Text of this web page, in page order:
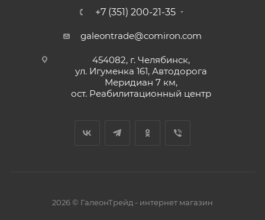
+7 (351) 200-21-35
galeontrade@comiron.com
454082, г. Челябинск,
ул. Игуменка 161, Автодорога
Меридиан 7 км,
ост. Реабилитационный центр
2026 © ГалеонТрейд - интернет магазин